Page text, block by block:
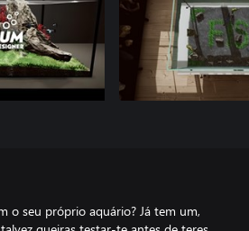
o seu próprio aquário? Já tem um,